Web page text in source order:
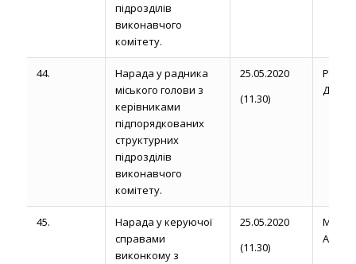
підрозділів
виконавчого
комітету.
44.
Нарада у радника
міського голови з
керівниками
підпорядкованих
структурних
підрозділів
виконавчого
комітету.
25.05.2020
(11.30)
Д.
45.
Нарада у керуючої
справами
виконкому з
25.05.2020
(11.30)
А.